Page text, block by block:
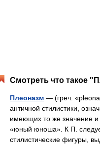
Смотреть что такое
Плеоназм — (греч.
античной стилистики,
имеющих то же значение и
«юный юноша». К П.
стилистические фигуры,